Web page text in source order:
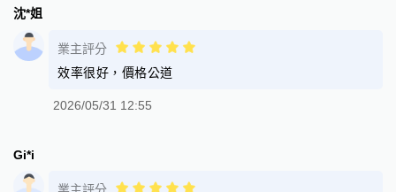
沈*姐
業主評分
效率很好，價格公道
2026/05/31 12:55
Gi*i